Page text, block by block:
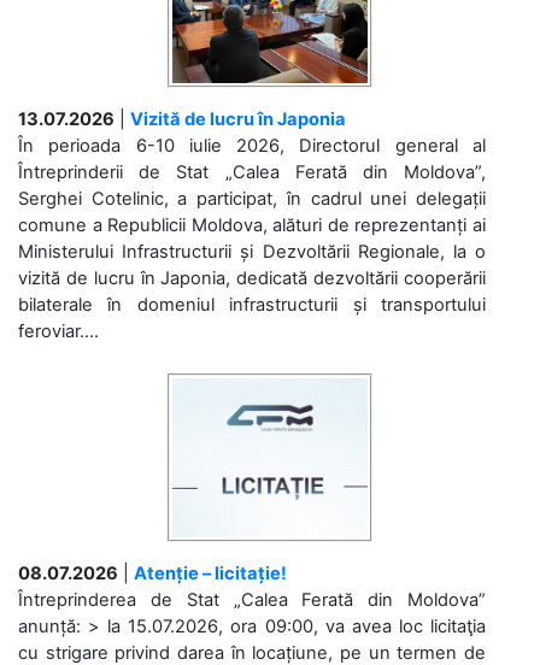
13.07.2026
Vizită de lucru în Japonia
În perioada 6-10 iulie 2026, Directorul general al
Întreprinderii de Stat „Calea Ferată din Moldova”,
Serghei Cotelinic, a participat, în cadrul unei delegații
comune a Republicii Moldova, alături de reprezentanți ai
Ministerului Infrastructurii și Dezvoltării Regionale, la o
vizită de lucru în Japonia, dedicată dezvoltării cooperării
bilaterale în domeniul infrastructurii și transportului
feroviar....
08.07.2026
Atenție – licitație!
Întreprinderea de Stat „Calea Ferată din Moldova”
anunță: > la 15.07.2026, ora 09:00, va avea loc licitaţia
cu strigare privind darea în locațiune, pe un termen de